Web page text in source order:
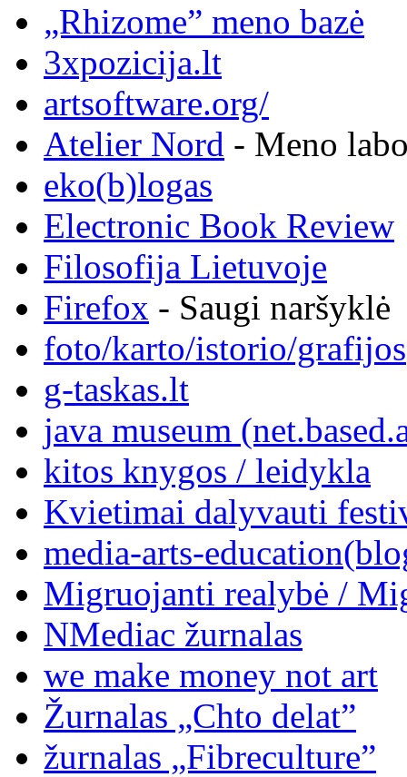
„Rhizome” meno bazė
3xpozicija.lt
artsoftware.org/
Atelier Nord - Meno
eko(b)logas
Electronic Book Review
Filosofija Lietuvoje
Firefox - Saugi naršyklė
foto/karto/istorio/grafijos
g-taskas.lt
java museum
kitos knygos / leidykla
Kvietimai dalyvauti
media-arts-
Migruojanti realybė /
NMediac žurnalas
we make money not art
Žurnalas „Chto delat”
žurnalas „Fibreculture”